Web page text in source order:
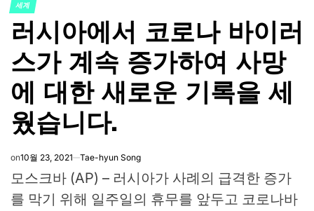
POSTED
IN
세계
러시아에서 코로나 바이러
스가 계속 증가하여 사망
에 대한 새로운 기록을 세
웠습니다.
on10월 23, 2021 Tae-hyun Song
모스크바 (AP) – 러시아가 사례의 급격한 증가
를 막기 위해 일주일의 휴무를 앞두고 코로나바